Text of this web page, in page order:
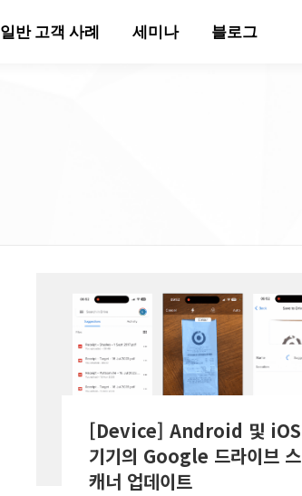
일반 고객 사례 세미나 블로그
[Device] Android 및 iOS
기기의 Google 드라이브 스
캐너 업데이트